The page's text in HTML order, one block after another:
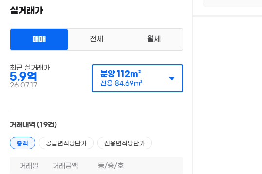
실거래가
매매 전세 월세
최근 실거래가
5.9억
26.07.17
분양112m²
전용 84.69m²
거래내역 (19건)
총액 공급면적당단가 전용면적당단가
거래일 거래금액 동/층/호